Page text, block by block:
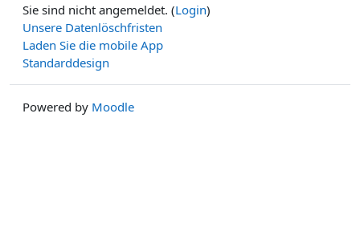
Sie sind nicht angemeldet. (Login)
Unsere Datenlöschfristen
Laden Sie die mobile App
Standarddesign
Powered by Moodle